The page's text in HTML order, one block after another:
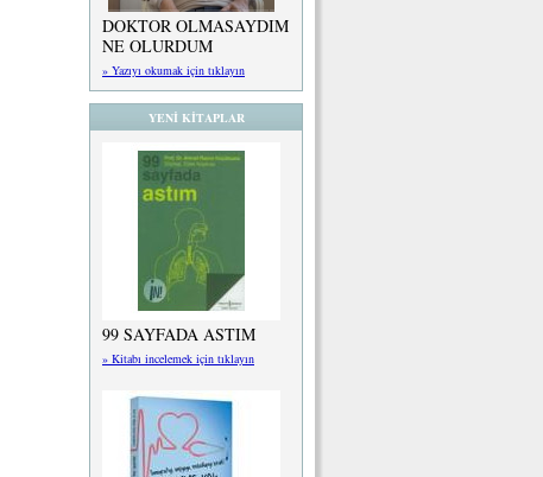
DOKTOR OLMASAYDIM
NE OLURDUM
» Yazıyı okumak için tıklayın
YENİ KİTAPLAR
99 SAYFADA ASTIM
» Kitabı incelemek için tıklayın